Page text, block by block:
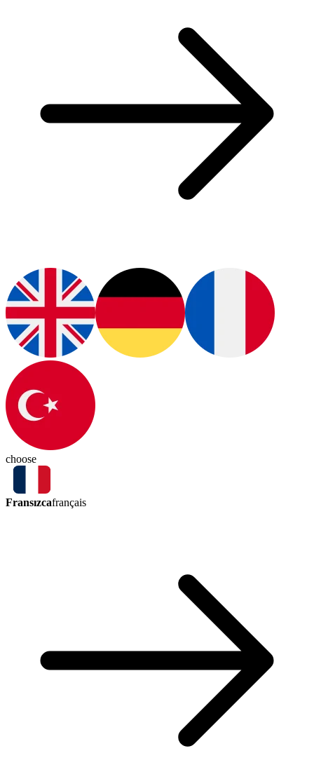
choose
Fransızcafrançais